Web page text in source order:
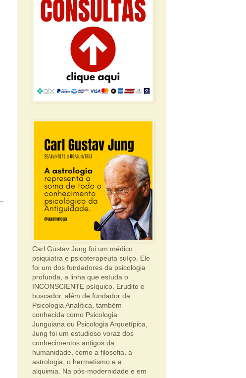
Carl Gustav Jung foi um médico
psiquiatra e psicoterapeuta suíço. Ele
foi um dos fundadores da psicologia
profunda, a linha que estuda o
INCONSCIENTE psíquico. Erudito e
buscador, além de fundador da
Psicologia Analítica, também
conhecida como Psicologia
Junguiana ou Psicologia Arquetípica,
Jung foi um estudioso voraz dos
conhecimentos antigos da
humanidade, como a filosofia, a
astrologia, o hermetismo e a
alquimia. Na pós-modernidade e em